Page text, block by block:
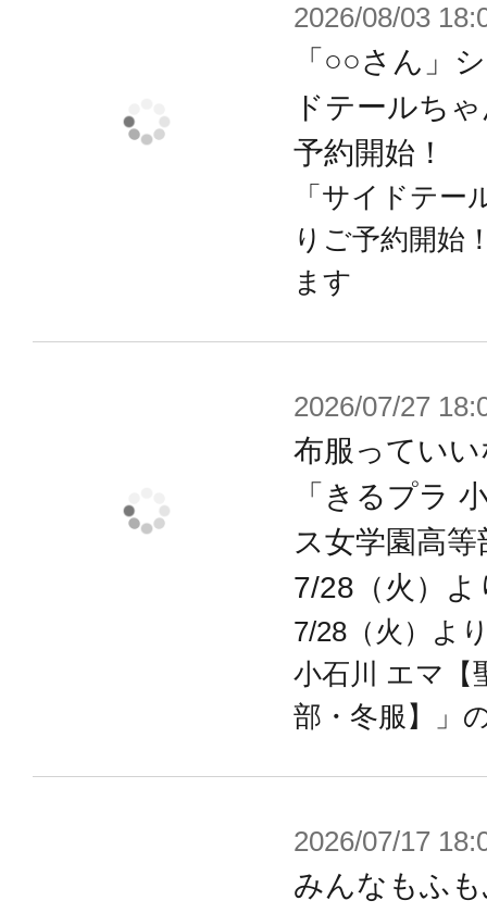
2026/08/03
「○○さん」
ドテールち
予約開始！
「サイドテー
りご予約開始
ます
2026/07/27
布服ってい
「きるプラ
ス女学園高
7/28（火）
7/28（火）よ
小石川 エマ【
部・冬服】」
2026/07/17
みんなもふ